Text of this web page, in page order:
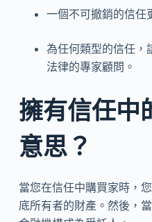
一個不可撤銷的信任
為任何類型的信任，
法律的專家顧問。
擁有信任中
意思？
當您在信任中購買家時，
底所有者的財產。然後，